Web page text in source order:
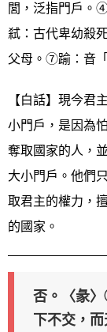
閭，泛指門戶。
弒：古代卑幼殺
父母。⑦踰：音
【白話】現今君
小門戶，是因為
奪取國家的人，
大小門戶。他們
取君主的權力，
的國家。
否。〈彖
下不交，